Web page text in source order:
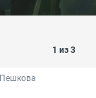
1 из 3